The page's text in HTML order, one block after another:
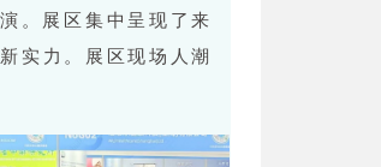
。展区集中呈现了来
实力。展区现场人潮